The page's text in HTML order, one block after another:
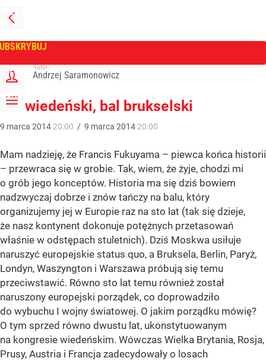
PRZEJDŹ
NA
GŁÓWNĄ
ZALOGUJ
MENU
Tygodnik Wprost
Autor:
Andrzej Saramonowicz
Bal wiedeński, bal brukselski
9 marca 2014 20:00 / 9 marca 2014 20:00
Mam nadzieję, że Francis Fukuyama – piewca końca historii
– przewraca się w grobie. Tak, wiem, że żyje, chodzi mi
o grób jego konceptów. Historia ma się dziś bowiem
nadzwyczaj dobrze i znów tańczy na balu, który
organizujemy jej w Europie raz na sto lat (tak się dzieje,
że nasz kontynent dokonuje potężnych przetasowań
właśnie w odstępach stuletnich). Dziś Moskwa usiłuje
naruszyć europejskie status quo, a Bruksela, Berlin, Paryż,
Londyn, Waszyngton i Warszawa próbują się temu
przeciwstawić. Równo sto lat temu również został
naruszony europejski porządek, co doprowadziło
do wybuchu I wojny światowej. O jakim porządku mówię?
O tym sprzed równo dwustu lat, ukonstytuowanym
na kongresie wiedeńskim. Wówczas Wielka Brytania, Rosja,
Prusy, Austria i Francja zadecydowały o losach